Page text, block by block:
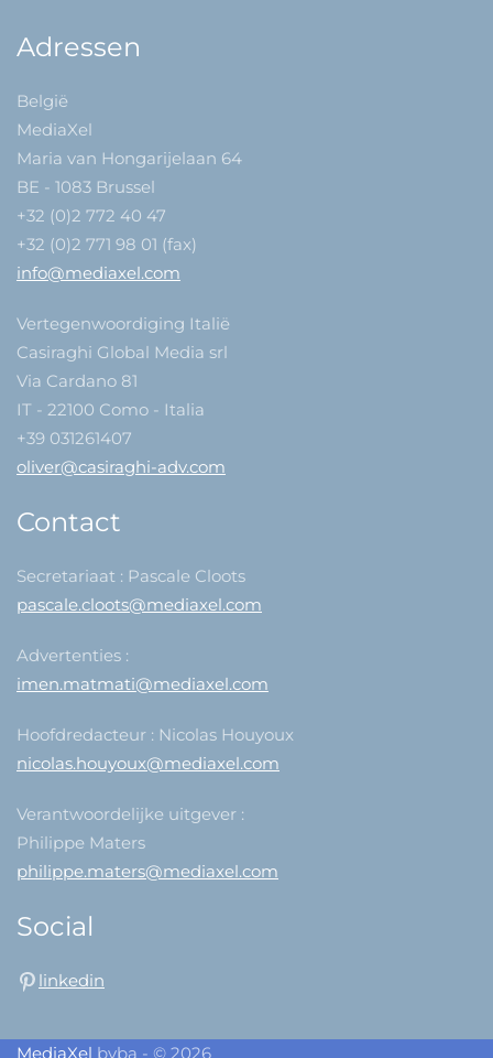
Adressen
België
MediaXel
Maria van Hongarijelaan 64
BE - 1083 Brussel
+32 (0)2 772 40 47
+32 (0)2 771 98 01 (fax)
info@mediaxel.com
Vertegenwoordiging Italië
Casiraghi Global Media srl
Via Cardano 81
IT - 22100 Como - Italia
+39 031261407
oliver@casiraghi-adv.com
Contact
Secretariaat : Pascale Cloots
pascale.cloots@mediaxel.com
Advertenties :
imen.matmati@mediaxel.com
Hoofdredacteur : Nicolas Houyoux
nicolas.houyoux@mediaxel.com
Verantwoordelijke uitgever :
Philippe Maters
philippe.maters@mediaxel.com
Social
linkedin
MediaXel bvba - © 2026